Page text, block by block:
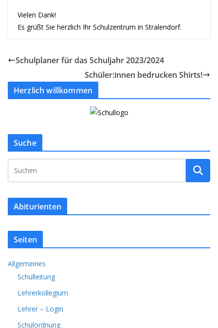
Vielen Dank!
Es grüßt Sie herzlich Ihr Schulzentrum in Stralendorf.
Schulplaner für das Schuljahr 2023/2024
Schüler:innen bedrucken Shirts!
Herzlich willkommen
Suche
Abiturienten
Seiten
Allgemeines
Schulleitung
Lehrerkollegium
Lehrer – Login
Schulordnung